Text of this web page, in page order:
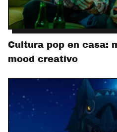
Cultura pop en casa:
mood creativo